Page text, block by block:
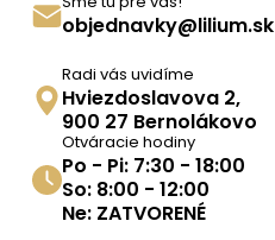
objednavky@lilium.sk
Radi vás uvidíme
Hviezdoslavova 2,
900 27 Bernolákovo
Otváracie hodiny
Po - Pi: 7:30 - 18:00
So: 8:00 - 12:00
Ne: ZATVORENÉ